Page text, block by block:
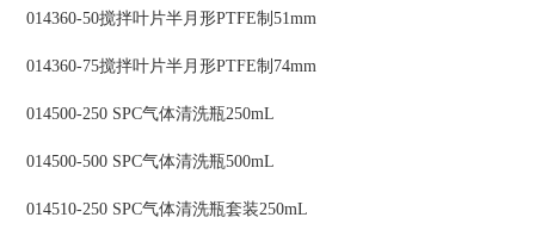
014360-50搅拌叶片半月形PTFE制51mm
014360-75搅拌叶片半月形PTFE制74mm
014500-250 SPC气体清洗瓶250mL
014500-500 SPC气体清洗瓶500mL
014510-250 SPC气体清洗瓶套装250mL